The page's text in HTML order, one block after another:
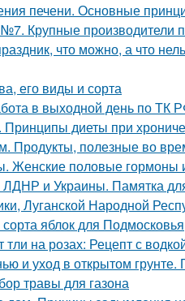
печени. Основные
Крупные производители
что можно, а что
его виды и сорта
в выходной день по ТК
диеты при
Продукты, полезные во
Женские половые гормоны
и Украины. Памятка
Луганской Народной
яблок для Подмосковья
тли на розах: Рецепт с
и уход в открытом грунте.
травы для газона